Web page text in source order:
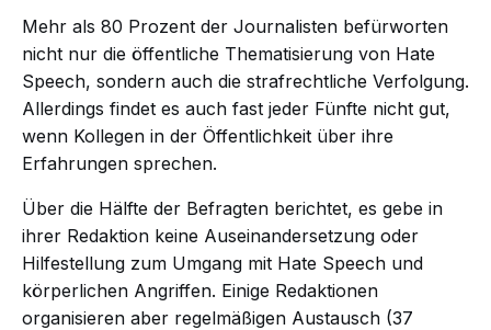
Mehr als 80 Prozent der Journalisten befürworten
nicht nur die öffentliche Thematisierung von Hate
Speech, sondern auch die strafrechtliche Verfolgung.
Allerdings findet es auch fast jeder Fünfte nicht gut,
wenn Kollegen in der Öffentlichkeit über ihre
Erfahrungen sprechen.
Über die Hälfte der Befragten berichtet, es gebe in
ihrer Redaktion keine Auseinandersetzung oder
Hilfestellung zum Umgang mit Hate Speech und
körperlichen Angriffen. Einige Redaktionen
organisieren aber regelmäßigen Austausch (37